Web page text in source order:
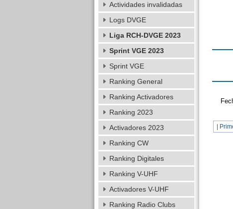
|
Actividades invalidadas
Logs DVGE
Liga RCH-DVGE 2023
Sprint VGE 2023
Sprint VGE
Ranking General
Ranking Activadores
Ranking 2023
Activadores 2023
Ranking CW
Ranking Digitales
Ranking V-UHF
Activadores V-UHF
Ranking Radio Clubs